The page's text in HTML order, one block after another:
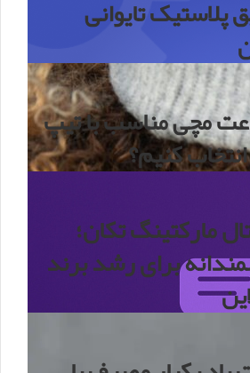
پلاستیک تایوانی
مچی مناسب با تیپ
کنیم؟
مارکتینگ تکان؛
برای رشد برند